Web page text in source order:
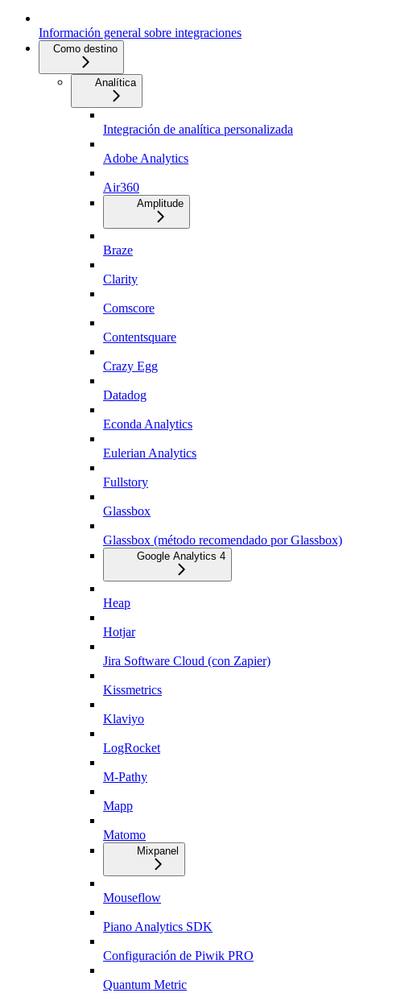
Información general sobre integraciones
Como destino
Analítica
Integración de analítica personalizada
Adobe Analytics
Air360
Amplitude
Braze
Clarity
Comscore
Contentsquare
Crazy Egg
Datadog
Econda Analytics
Eulerian Analytics
Fullstory
Glassbox
Glassbox (método recomendado por Glassbox)
Google Analytics 4
Heap
Hotjar
Jira Software Cloud (con Zapier)
Kissmetrics
Klaviyo
LogRocket
M-Pathy
Mapp
Matomo
Mixpanel
Mouseflow
Piano Analytics SDK
Configuración de Piwik PRO
Quantum Metric